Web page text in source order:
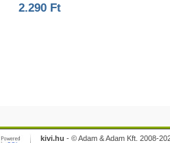
2.290 Ft
kivi.hu - © Adam & Adam Kft. 2008-